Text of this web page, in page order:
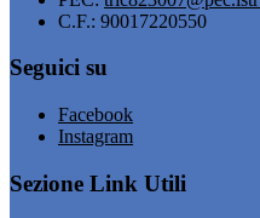
C.F.: 90017220550
Seguici su
Facebook
Instagram
Sezione Link Utili